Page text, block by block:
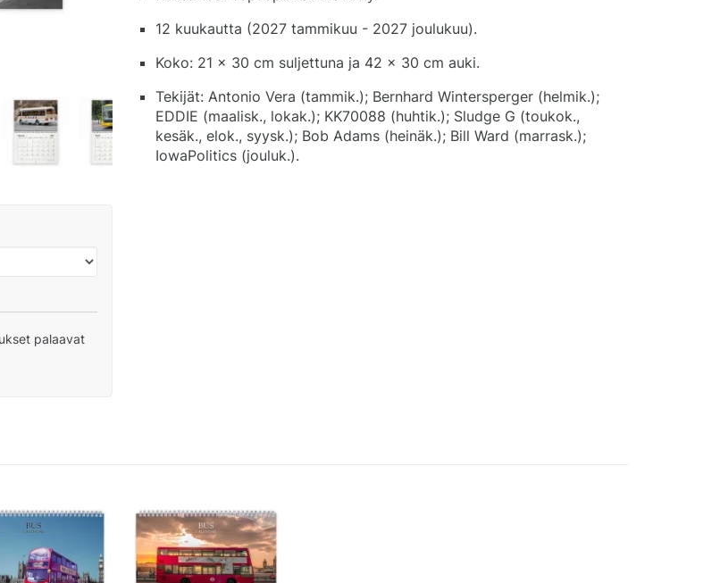
palaavat
12 kuukautta (2027 tammikuu - 2027 joulukuu).
Koko: 21 x 30 cm suljettuna ja 42 x 30 cm auki.
Tekijät: Antonio Vera (tammik.); Bernhard Wintersperger (helmik.);
EDDIE (maalisk., lokak.); KK70088 (huhtik.); Sludge G (toukok.,
kesäk., elok., syysk.); Bob Adams (heinäk.); Bill Ward (marrask.);
IowaPolitics (jouluk.).